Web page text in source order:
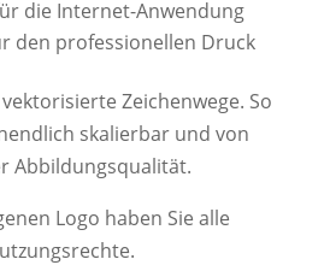
die Internet-Anwendung
den professionellen Druck
Zeichenwege. So
skalierbar und von
Abbildungsqualität.
Logo haben Sie alle